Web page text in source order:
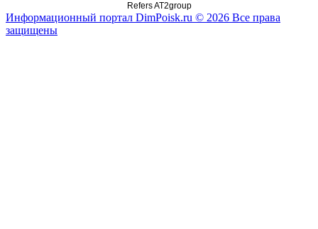
Refers AT2group
Информационный портал DimPoisk.ru © 2026 Все права
защищены